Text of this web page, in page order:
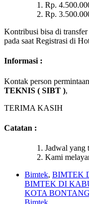
Rp.
Rp.
Kontribusi bisa di
pada saat Registrasi di
Informasi :
Kontak person
TEKNIS ( SIBT ),
TERIMA KASIH
Catatan :
Jadwal yang
Kami
Bimtek, BIMTEK
BIMTEK DI
KOTA BONTANG